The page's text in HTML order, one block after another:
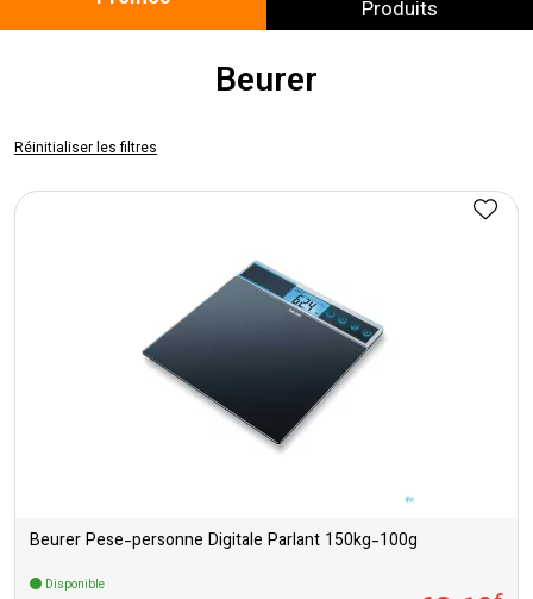
Produits
Beurer
Réinitialiser les filtres
Beurer Pese-personne Digitale Parlant 150kg-100g
Disponible